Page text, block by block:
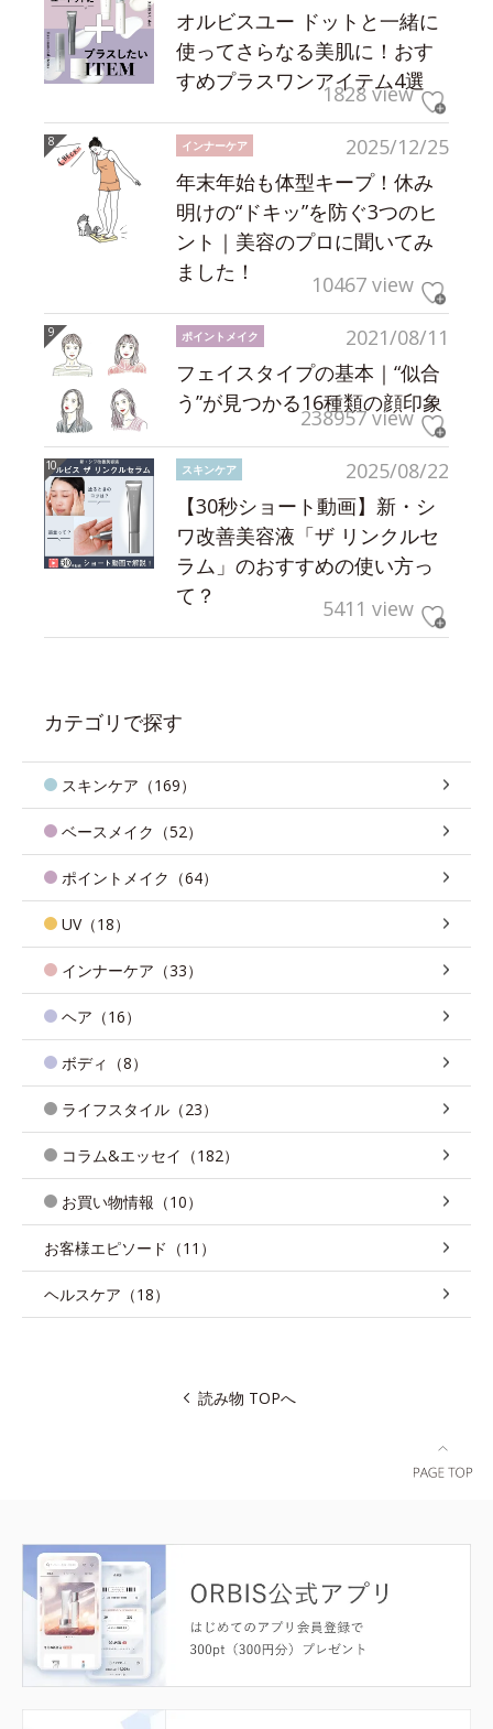
オルビスユー ドットと一緒に
使ってさらなる美肌に！おす
すめプラスワンアイテム4選
1828 view
2025/12/25
インナーケア
年末年始も体型キープ！休み
明けの“ドキッ”を防ぐ3つのヒ
ント｜美容のプロに聞いてみ
ました！
10467 view
2021/08/11
ポイントメイク
フェイスタイプの基本｜“似合
う”が見つかる16種類の顔印象
238957 view
2025/08/22
スキンケア
【30秒ショート動画】新・シ
ワ改善美容液「ザ リンクルセ
ラム」のおすすめの使い方っ
て？
5411 view
カテゴリで探す
スキンケア（169）
ベースメイク（52）
ポイントメイク（64）
UV（18）
インナーケア（33）
ヘア（16）
ボディ（8）
ライフスタイル（23）
コラム&エッセイ（182）
お買い物情報（10）
お客様エピソード（11）
ヘルスケア（18）
読み物 TOPへ